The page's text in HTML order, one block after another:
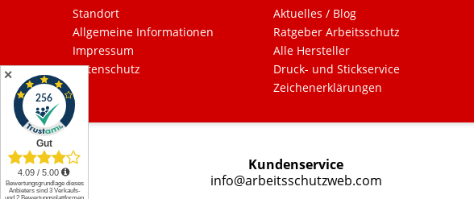
Standort
Allgemeine Informationen
Impressum
Datenschutz
Aktuelles / Blog
Ratgeber Arbeitsschutz
Alle Hersteller
Druck- und Stickservice
Zeichenerklärungen
Kundenservice
info@arbeitsschutzweb.com
✕